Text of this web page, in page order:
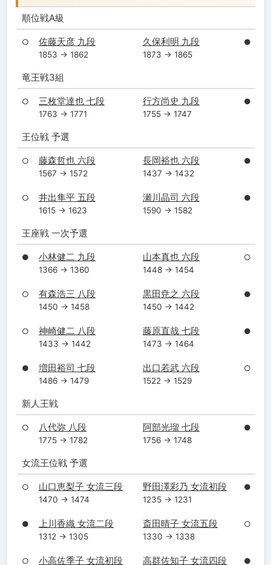
順位戦A級
○ 佐藤天彦 九段
1853 → 1862
久保利明 九段
1873 → 1865
●
竜王戦3組
○ 三枚堂達也 七段
1763 → 1771
行方尚史 九段
1755 → 1747
●
王位戦 予選
○ 藤森哲也 六段
1567 → 1572
長岡裕也 六段
1437 → 1432
●
○ 井出隼平 五段
1615 → 1623
瀬川晶司 六段
1590 → 1582
●
王座戦 一次予選
● 小林健二 九段
1366 → 1360
山本真也 六段
1448 → 1454
○
○ 有森浩三 八段
1450 → 1458
黒田尭之 六段
1450 → 1442
●
○ 神崎健二 八段
1433 → 1442
藤原直哉 七段
1473 → 1464
●
● 増田裕司 七段
1486 → 1479
出口若武 六段
1522 → 1529
○
新人王戦
○ 八代弥 八段
1775 → 1782
阿部光瑠 七段
1756 → 1748
●
女流王位戦 予選
○ 山口恵梨子 女流三段
1470 → 1474
野田澤彩乃 女流初段
1235 → 1231
●
● 上川香織 女流二段
1312 → 1305
斎田晴子 女流五段
1330 → 1338
○
○ 小高佐季子 女流初段 高群佐知子 女流四段 ●